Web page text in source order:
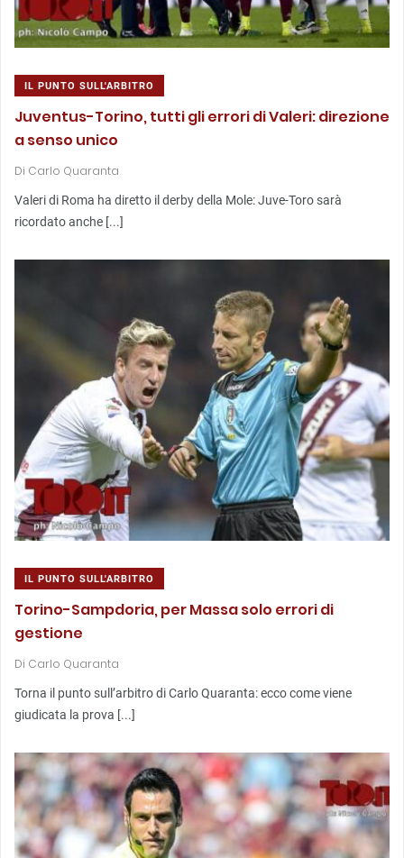
IL PUNTO SULL'ARBITRO
Juventus-Torino, tutti gli errori di Valeri: direzione
a senso unico
Di Carlo Quaranta
Valeri di Roma ha diretto il derby della Mole: Juve-Toro sarà
ricordato anche [...]
IL PUNTO SULL'ARBITRO
Torino-Sampdoria, per Massa solo errori di
gestione
Di Carlo Quaranta
Torna il punto sull’arbitro di Carlo Quaranta: ecco come viene
giudicata la prova [...]